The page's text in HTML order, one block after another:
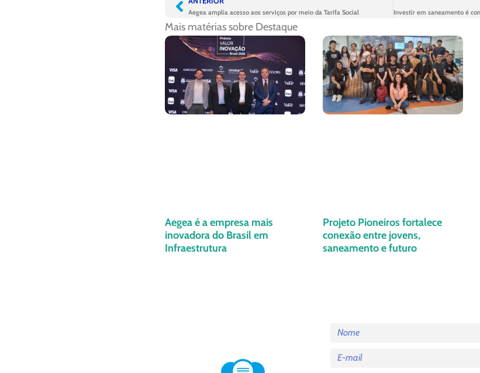
Aegea amplia acesso aos serviços por meio da Tarifa Social
Mais matérias sobre Destaque
Aegea é a empresa mais
inovadora do Brasil em
Infraestrutura
Projeto Pioneiros fortalece
conexão entre jovens,
saneamento e futuro